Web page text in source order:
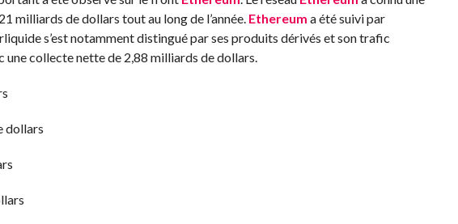
milliards de dollars tout au long de l’année. Ethereum a été suivi par
s’est notamment distingué par ses produits dérivés et son trafic
collecte nette de 2,88 milliards de dollars.
dollars